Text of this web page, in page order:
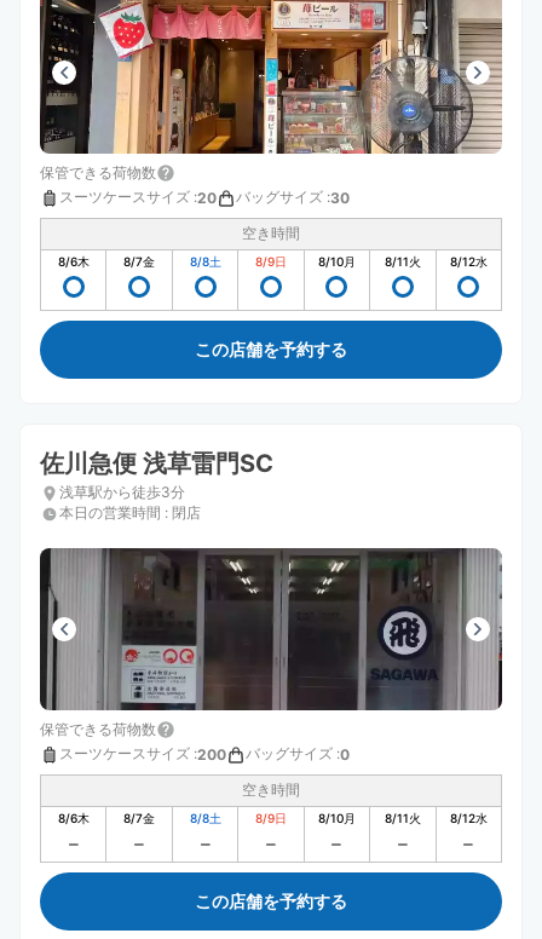
保管できる荷物数
スーツケースサイズ :20 バッグサイズ :30
空き時間
8/6木 8/7金 8/8土 8/9日 8/10月 8/11火 8/12水
この店舗を予約する
佐川急便 浅草雷門SC
浅草駅から徒歩3分
本日の営業時間 : 閉店
保管できる荷物数
スーツケースサイズ :200 バッグサイズ :0
空き時間
8/6木 8/7金 8/8土 8/9日 8/10月 8/11火 8/12水
この店舗を予約する